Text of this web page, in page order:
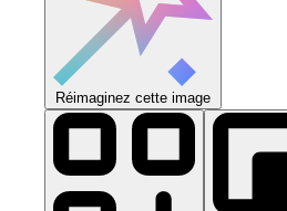
Réimaginez cette image